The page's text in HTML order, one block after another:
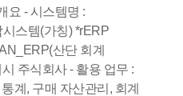
요 - 시스템명 :
스템(가칭) *rERP
산단 회계
주식회사 - 활용 업무 :
계, 구매 자산관리, 회계